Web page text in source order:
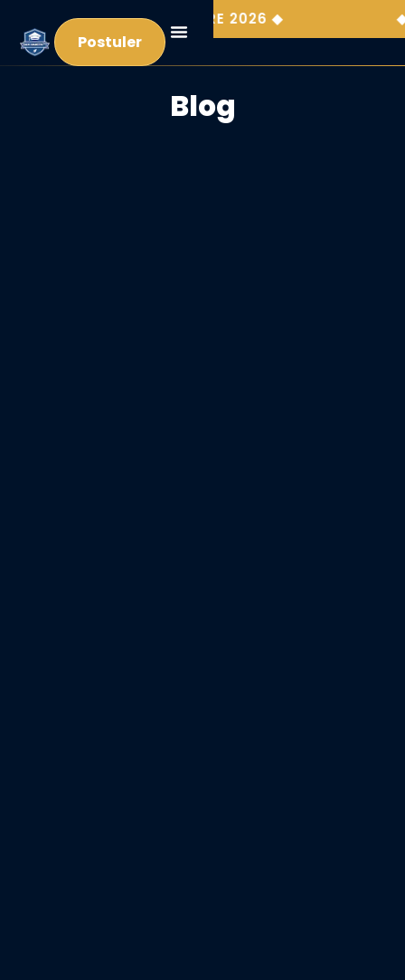
Postuler
: 14 SEPTEMBRE 2026 ◆ ◆ 14
Blog